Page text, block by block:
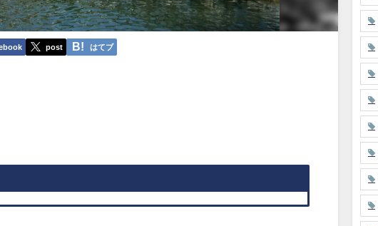
post はてブ